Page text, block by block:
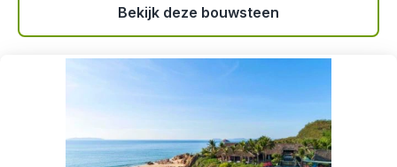
Bekijk deze bouwsteen